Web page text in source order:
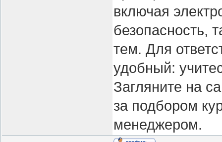
включая
безопасность,
тем. Для
удобный:
Загляните на
за подбором
менеджером.